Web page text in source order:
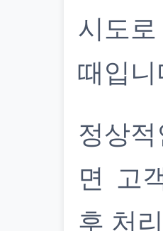
시도
때입니
정상
면 고
후 처